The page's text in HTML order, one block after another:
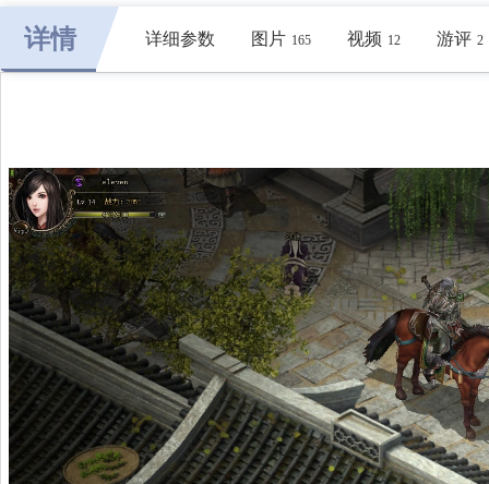
详情 详细参数 图片 165 视频 12 游评 2